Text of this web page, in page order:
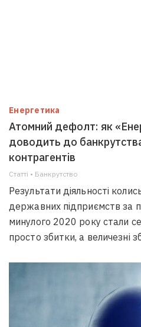
Енергетика
Атомний дефолт: як
доводить до
контрагентів
Статті • Банкрутство
Результати діяльності
державних підприємств за
минулого 2020 року стали
просто збитки, а величезні